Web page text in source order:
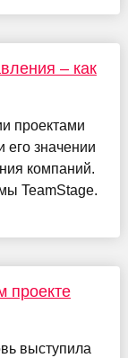
– как
проектами
его значении
компаний.
TeamStage.
проекте
выступила